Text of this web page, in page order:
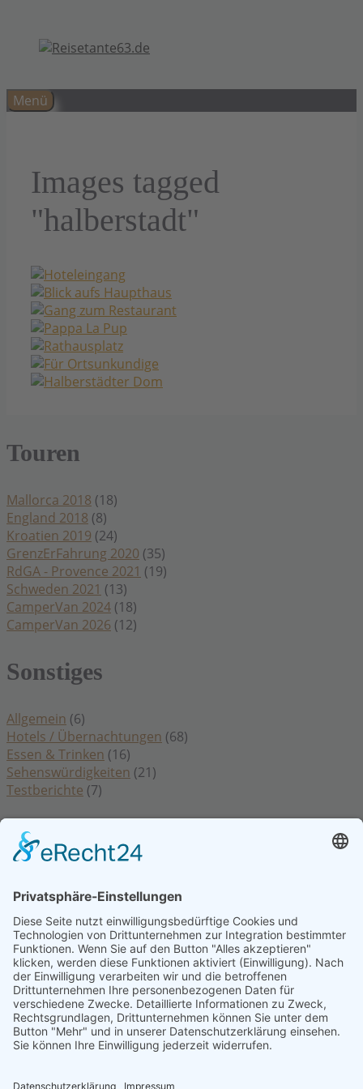
springen
Menü
Images tagged
"halberstadt"
Touren
Mallorca 2018 (18)
England 2018 (8)
Kroatien 2019 (24)
GrenzErFahrung 2020 (35)
RdGA - Provence 2021 (19)
Schweden 2021 (13)
CamperVan 2024 (18)
CamperVan 2026 (12)
Sonstiges
Allgemein (6)
Hotels / Übernachtungen (68)
Essen & Trinken (16)
Sehenswürdigkeiten (21)
Testberichte (7)
Rechtliches
Impressum
Kontakt
Cookie Einstellungen
Hinweis: Affiliatelinks/Werbelinks/Werbung
Die mit Sternchen () gekennzeichneten Links sind sogenannte Affiliate-
Links. Wenn du auf so einen Affiliate-Link klickst und über diesen Link